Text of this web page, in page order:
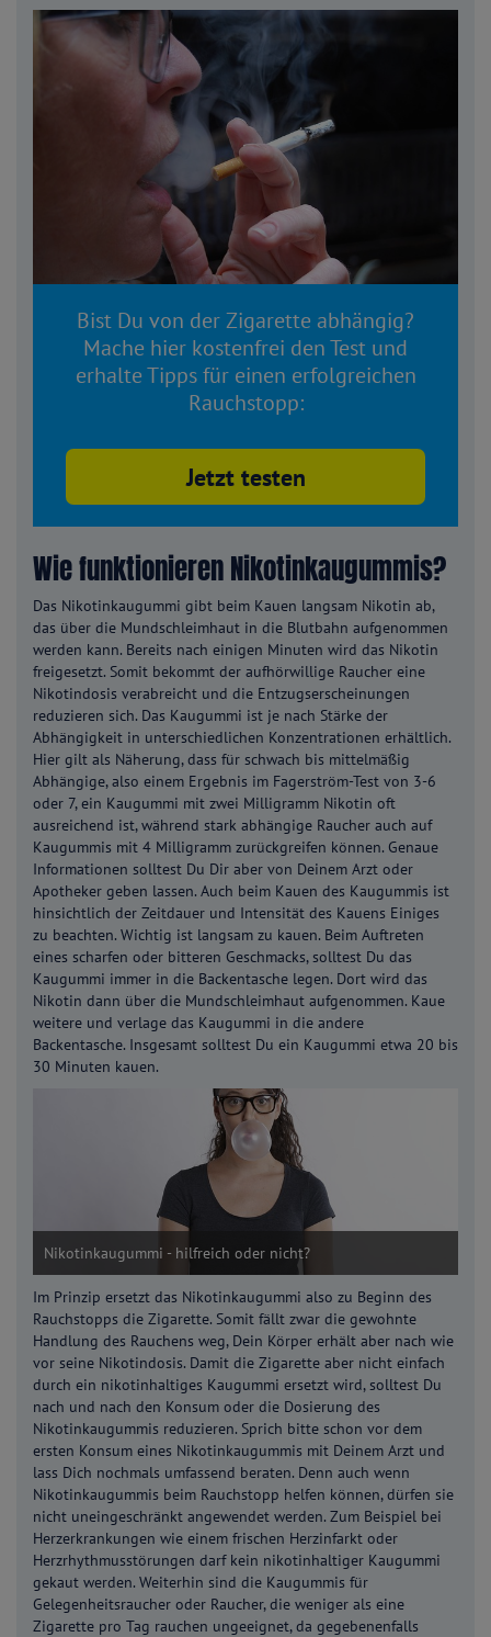
Bist Du von der Zigarette abhängig?
Mache hier kostenfrei den Test und
erhalte Tipps für einen erfolgreichen
Rauchstopp:
Jetzt testen
Wie funktionieren Nikotinkaugummis?
Das Nikotinkaugummi gibt beim Kauen langsam Nikotin ab,
das über die Mundschleimhaut in die Blutbahn aufgenommen
werden kann. Bereits nach einigen Minuten wird das Nikotin
freigesetzt. Somit bekommt der aufhörwillige Raucher eine
Nikotindosis verabreicht und die Entzugserscheinungen
reduzieren sich. Das Kaugummi ist je nach Stärke der
Abhängigkeit in unterschiedlichen Konzentrationen erhältlich.
Hier gilt als Näherung, dass für schwach bis mittelmäßig
Abhängige, also einem Ergebnis im Fagerström-Test von 3-6
oder 7, ein Kaugummi mit zwei Milligramm Nikotin oft
ausreichend ist, während stark abhängige Raucher auch auf
Kaugummis mit 4 Milligramm zurückgreifen können. Genaue
Informationen solltest Du Dir aber von Deinem Arzt oder
Apotheker geben lassen. Auch beim Kauen des Kaugummis ist
hinsichtlich der Zeitdauer und Intensität des Kauens Einiges
zu beachten. Wichtig ist langsam zu kauen. Beim Auftreten
eines scharfen oder bitteren Geschmacks, solltest Du das
Kaugummi immer in die Backentasche legen. Dort wird das
Nikotin dann über die Mundschleimhaut aufgenommen. Kaue
weitere und verlage das Kaugummi in die andere
Backentasche. Insgesamt solltest Du ein Kaugummi etwa 20 bis
30 Minuten kauen.
Nikotinkaugummi - hilfreich oder nicht?
Im Prinzip ersetzt das Nikotinkaugummi also zu Beginn des
Rauchstopps die Zigarette. Somit fällt zwar die gewohnte
Handlung des Rauchens weg, Dein Körper erhält aber nach wie
vor seine Nikotindosis. Damit die Zigarette aber nicht einfach
durch ein nikotinhaltiges Kaugummi ersetzt wird, solltest Du
nach und nach den Konsum oder die Dosierung des
Nikotinkaugummis reduzieren. Sprich bitte schon vor dem
ersten Konsum eines Nikotinkaugummis mit Deinem Arzt und
lass Dich nochmals umfassend beraten. Denn auch wenn
Nikotinkaugummis beim Rauchstopp helfen können, dürfen sie
nicht uneingeschränkt angewendet werden. Zum Beispiel bei
Herzerkrankungen wie einem frischen Herzinfarkt oder
Herzrhythmusstörungen darf kein nikotinhaltiger Kaugummi
gekaut werden. Weiterhin sind die Kaugummis für
Gelegenheitsraucher oder Raucher, die weniger als eine
Zigarette pro Tag rauchen ungeeignet, da gegebenenfalls